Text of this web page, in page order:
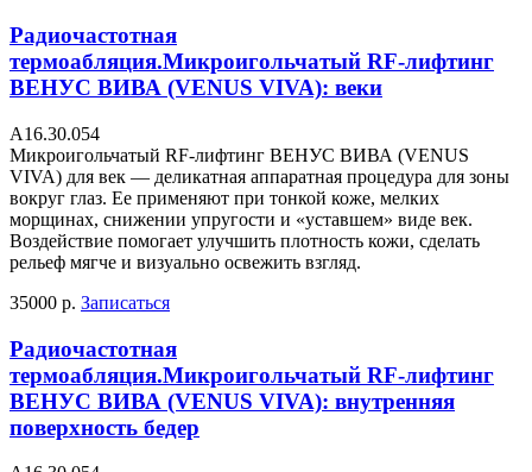
Радиочастотная
термоабляция.Микроигольчатый RF-лифтинг
ВЕНУС ВИВА (VENUS VIVA): веки
А16.30.054
Микроигольчатый RF-лифтинг ВЕНУС ВИВА (VENUS
VIVA) для век — деликатная аппаратная процедура для зоны
вокруг глаз. Ее применяют при тонкой коже, мелких
морщинах, снижении упругости и «уставшем» виде век.
Воздействие помогает улучшить плотность кожи, сделать
рельеф мягче и визуально освежить взгляд.
35000 р. Записаться
Радиочастотная
термоабляция.Микроигольчатый RF-лифтинг
ВЕНУС ВИВА (VENUS VIVA): внутренняя
поверхность бедер